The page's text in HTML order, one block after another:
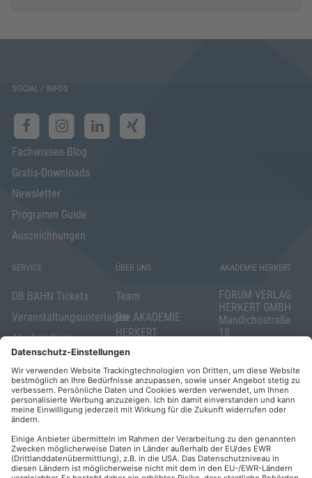
SOCIAL / INFOS
Fachwissen-Blog
Gratis-Downloads
Newsletter
Programm Guide
Auszeichnungen
SERVICE
DB BAHN Tickets
Veranstaltungsunterlagen
Abo kündigen
Widerrufsrecht
für Verbraucher
Elektronischer
Geschäftsverkehr
ÜBER UNS
Team
Die AKADEMIE
HERKERT
FORUM VERLAG
HERKERT
Kontakt
AKADEMIE HERKERT
FORUM VERLAG
HERKERT GMBH
Mandichostraße
18
Telefon: +49
(0)8233 381-123
Telefax: +49
(0)8233 381-222
E-Mail:
herkert.de
Zahlung per
Rechnung